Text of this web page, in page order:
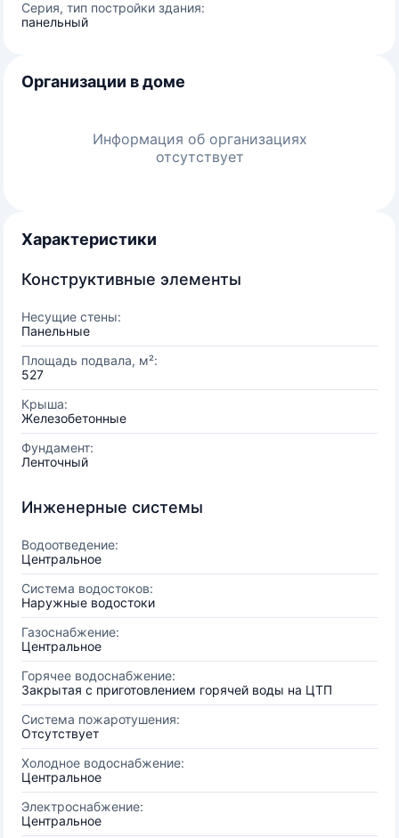
Серия, тип постройки здания:
панельный
Организации в доме
Информация об организациях
отсутствует
Характеристики
Конструктивные элементы
Несущие стены:
Панельные
Площадь подвала, м²:
527
Крыша:
Железобетонные
Фундамент:
Ленточный
Инженерные системы
Водоотведение:
Центральное
Система водостоков:
Наружные водостоки
Газоснабжение:
Центральное
Горячее водоснабжение:
Закрытая с приготовлением горячей воды на ЦТП
Система пожаротушения:
Отсутствует
Холодное водоснабжение:
Центральное
Электроснабжение:
Центральное